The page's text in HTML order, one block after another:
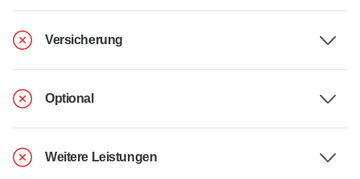
Versicherung
Optional
Weitere Leistungen